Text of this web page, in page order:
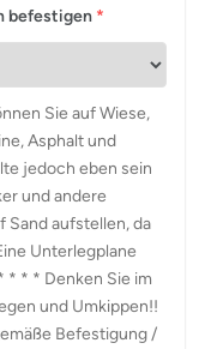
befestigen *
Sie auf Wiese,
Asphalt und
jedoch eben sein
und andere
Sand aufstellen, da
Unterlegplane
* * * Denken Sie im
und Umkippen!!
Befestigung /